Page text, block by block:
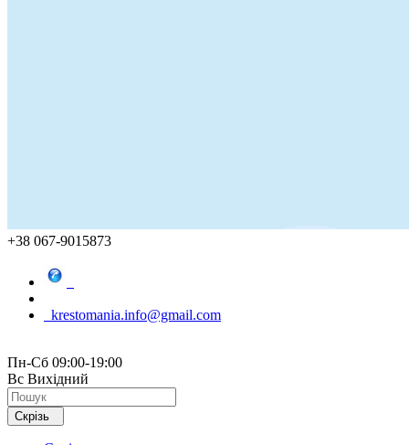
+38 067-9015873
krestomania.info@gmail.com
Пн-Сб 09:00-19:00
Вс Вихідний
Скрізь